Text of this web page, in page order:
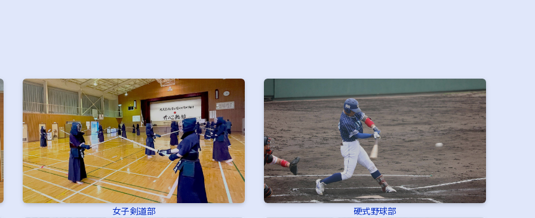
女子剣道部 硬式野球部